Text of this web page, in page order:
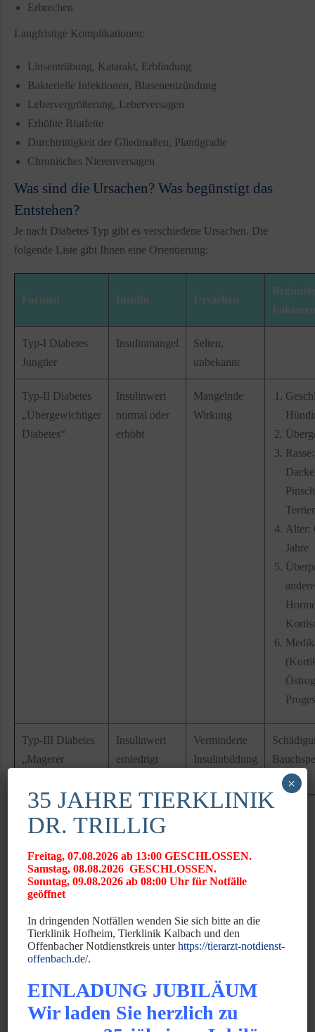
Erbrechen
Langfristige Komplikationen:
Linsentrübung, Katarakt, Erblindung
Bakterielle Infektionen, Blasenentzündung
Lebervergrößerung, Leberversagen
Erhöhte Blutfette
Durchtrittigkeit der Gliedmaßen, Plantigradie
Chronisches Nierenversagen
Was sind die Ursachen? Was begünstigt das
Entstehen?
Je nach Diabetes Typ gibt es verschiedene Ursachen. Die
folgende Liste gibt Ihnen eine Orientierung:
Formen Insulin Ursachen
Typ-I Diabetes
Jungtier
Insulinmangel
Selten,
unbekannt
Typ-II Diabetes
„Übergewichtiger
Diabetes“
Insulinwert
normal oder
erhöht
Mangelnde
Wirkung
Terrier
Alter:
Jahre
Typ-III Diabetes
„Magerer
Insulinwert
erniedrigt
Verminderte
Insulinbildung
Wie erfolgt die Behandlung?
Futteranpassung: Eine spezielle Ernährung hilft die
Schwankungen des Blutzuckers nach der Fütterung zu
Gewichstreduktion. Hierfür ist Spezialfutter, die auf die
jeweiligen Diabetes-Form entwickelt ist, erhältlich.
Blutzucker senkende Medikamente in Tablettenform: Diese
35 JAHRE TIERKLINIK
DR. TRILLIG
Freitag, 07.08.2026 ab 13:00 GESCHLOSSEN.
Samstag, 08.08.2026 GESCHLOSSEN.
Sonntag, 09.08.2026 ab 08:00 Uhr für Notfälle
geöffnet
In dringenden Notfällen wenden Sie sich bitte an die
Tierklinik Hofheim, Tierklinik Kalbach und den
Offenbacher Notdienstkreis unterhttps://tierarzt-notdienst-
offenbach.de/.
EINLADUNG JUBILÄUM
Wir laden Sie herzlich zu
×